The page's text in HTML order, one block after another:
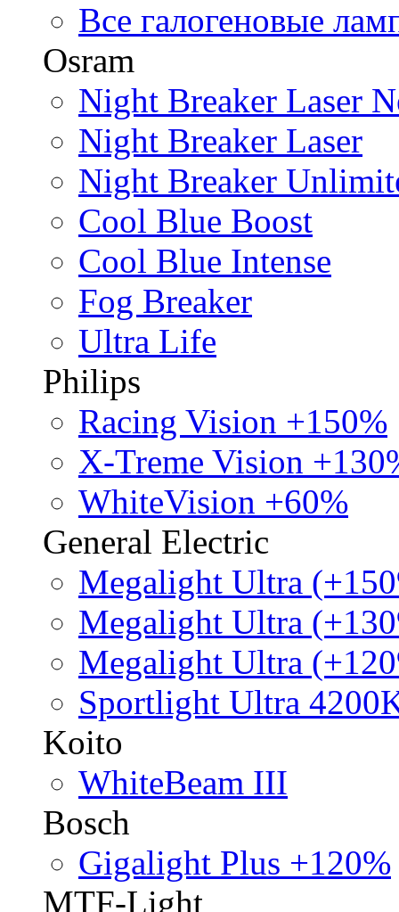
Все галогеновые
Osram
Night Breaker Laser
Night Breaker Laser
Night Breaker
Cool Blue Boost
Cool Blue Intense
Fog Breaker
Ultra Life
Philips
Racing Vision +150%
X-Treme Vision
WhiteVision +60%
General Electric
Megalight Ultra
Megalight Ultra
Megalight Ultra
Sportlight Ultra
Koito
WhiteBeam III
Bosch
Gigalight Plus +120%
MTF-Light